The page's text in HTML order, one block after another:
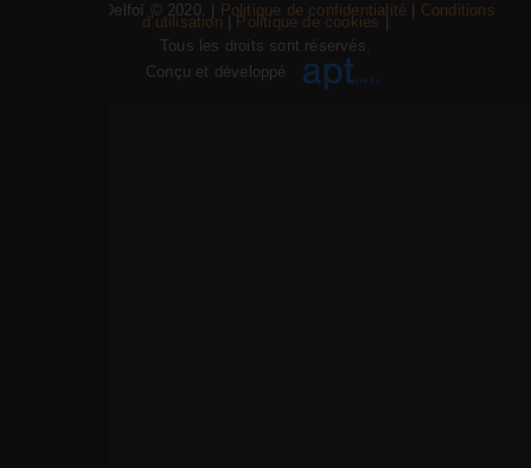
Psifiakoí Delfoí © 2020. | Politique de confidentialité Conditions
d’utilisation Politique de cookies
Tous les droits sont réservés.
Conçu et développé